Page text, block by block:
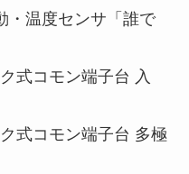
・温度センサ「誰で
式コモン端子台 入
式コモン端子台 多極